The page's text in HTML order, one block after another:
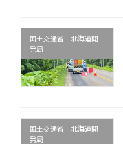
国土交通省 北海道開
発局
国土交通省 北海道開
発局